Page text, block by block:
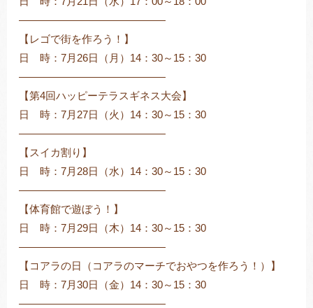
――――――――――――――
【レゴで街を作ろう！】
日 時：7月26日（月）14：30～15：30
――――――――――――――
【第4回ハッピーテラスギネス大会】
日 時：7月27日（火）14：30～15：30
――――――――――――――
【スイカ割り】
日 時：7月28日（水）14：30～15：30
――――――――――――――
【体育館で遊ぼう！】
日 時：7月29日（木）14：30～15：30
――――――――――――――
【コアラの日（コアラのマーチでおやつを作ろう！）】
日 時：7月30日（金）14：30～15：30
――――――――――――――